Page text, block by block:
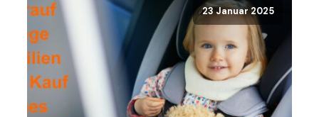
23 Januar 2025